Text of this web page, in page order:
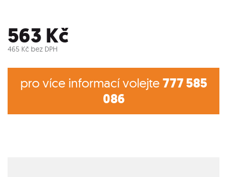
563 Kč
465 Kč bez DPH
pro více informací volejte777 585
086